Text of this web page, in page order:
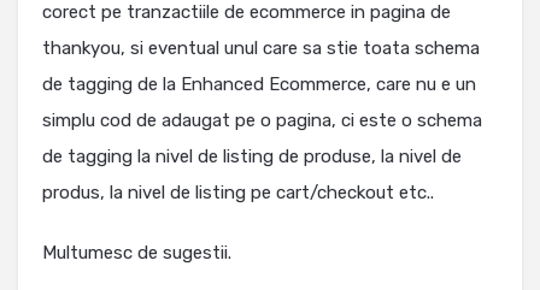
corect pe tranzactiile de ecommerce in pagina de
thankyou, si eventual unul care sa stie toata schema
de tagging de la Enhanced Ecommerce, care nu e un
simplu cod de adaugat pe o pagina, ci este o schema
de tagging la nivel de listing de produse, la nivel de
produs, la nivel de listing pe cart/checkout etc..
Multumesc de sugestii.